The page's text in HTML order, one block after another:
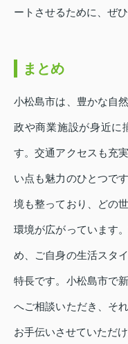
ートさせるために、ぜ
まとめ
小松島市は、豊かな自
政や商業施設が身近に
す。交通アクセスも充
い点も魅力のひとつで
境も整っており、どの
環境が広がっています
め、ご自身の生活スタ
特長です。小松島市で
へご相談いただき、そ
お手伝いさせていただ